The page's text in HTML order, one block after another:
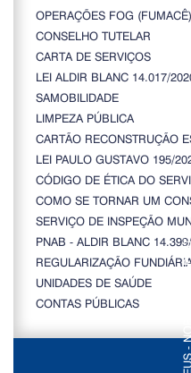
OPERAÇÕES FOG (FUMACÊ)
CONSELHO TUTELAR
CARTA DE SERVIÇOS
LEI ALDIR BLANC 14.017/
SAMOBILIDADE
LIMPEZA PÚBLICA
CARTÃO RECONSTRUÇÃO
LEI PAULO GUSTAVO 195/
CÓDIGO DE ÉTICA DO
COMO SE TORNAR UM
SERVIÇO DE INSPEÇÃO
PNAB - ALDIR BLANC
REGULARIZAÇÃO
UNIDADES DE SAÚDE
CONTAS PÚBLICAS